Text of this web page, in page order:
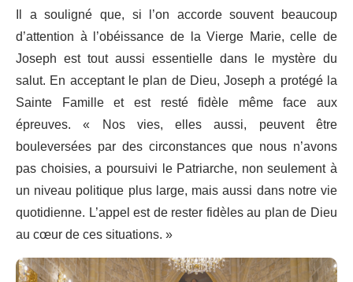
Il a souligné que, si l’on accorde souvent beaucoup
d’attention à l’obéissance de la Vierge Marie, celle de
Joseph est tout aussi essentielle dans le mystère du
salut. En acceptant le plan de Dieu, Joseph a protégé la
Sainte Famille et est resté fidèle même face aux
épreuves. « Nos vies, elles aussi, peuvent être
bouleversées par des circonstances que nous n’avons
pas choisies, a poursuivi le Patriarche, non seulement à
un niveau politique plus large, mais aussi dans notre vie
quotidienne. L’appel est de rester fidèles au plan de Dieu
au cœur de ces situations. »